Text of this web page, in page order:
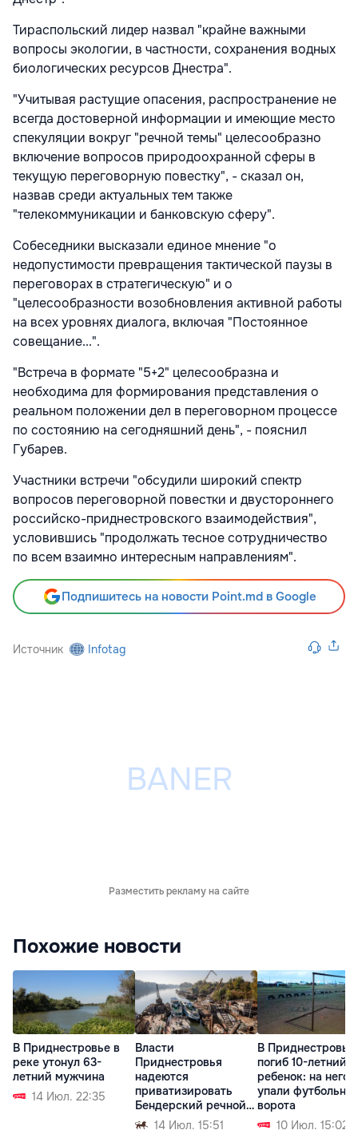
Тираспольский лидер назвал "крайне важными
вопросы экологии, в частности, сохранения водных
биологических ресурсов Днестра".
"Учитывая растущие опасения, распространение не
всегда достоверной информации и имеющие место
спекуляции вокруг "речной темы" целесообразно
включение вопросов природоохранной сферы в
текущую переговорную повестку", - сказал он,
назвав среди актуальных тем также
"телекоммуникации и банковскую сферу".
Собеседники высказали единое мнение "о
недопустимости превращения тактической паузы в
переговорах в стратегическую" и о
"целесообразности возобновления активной работы
на всех уровнях диалога, включая "Постоянное
совещание...".
"Встреча в формате "5+2" целесообразна и
необходима для формирования представления о
реальном положении дел в переговорном процессе
по состоянию на сегодняшний день", - пояснил
Губарев.
Участники встречи "обсудили широкий спектр
вопросов переговорной повестки и двустороннего
российско-приднестровского взаимодействия",
условившись "продолжать тесное сотрудничество
по всем взаимно интересным направлениям".
Подпишитесь на новости Point.md в Google
Источник Infotag
Разместить рекламу на сайте
Похожие новости
В Приднестровье в
реке утонул 63-
летний мужчина
14 Июл. 22:35
Власти
Приднестровья
надеются
приватизировать
Бендерский речной
порт14 Июл. 15:51
В Приднестровье
погиб 10-летний
ребенок: на него
упали
ворота
10 Июл. 15:02